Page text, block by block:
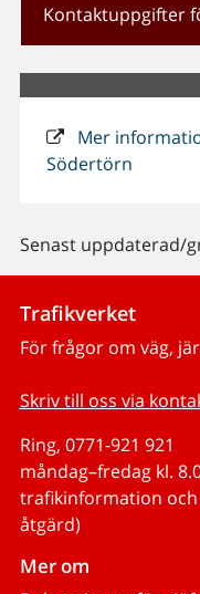
Kontaktuppgifter
Mer
Södertörn
Senast uppdaterad/
Trafikverket
För frågor om väg,
Skriv till oss via
Ring, 0771-921 921
måndag–fredag kl.
trafikinformation
åtgärd)
Mer om